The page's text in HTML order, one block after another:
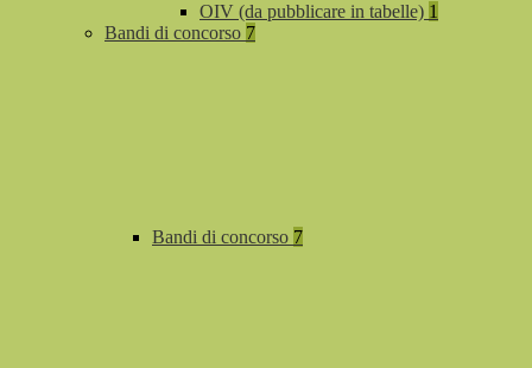
OIV (da pubblicare in tabelle) 1
Bandi di concorso 7
Bandi di concorso 7